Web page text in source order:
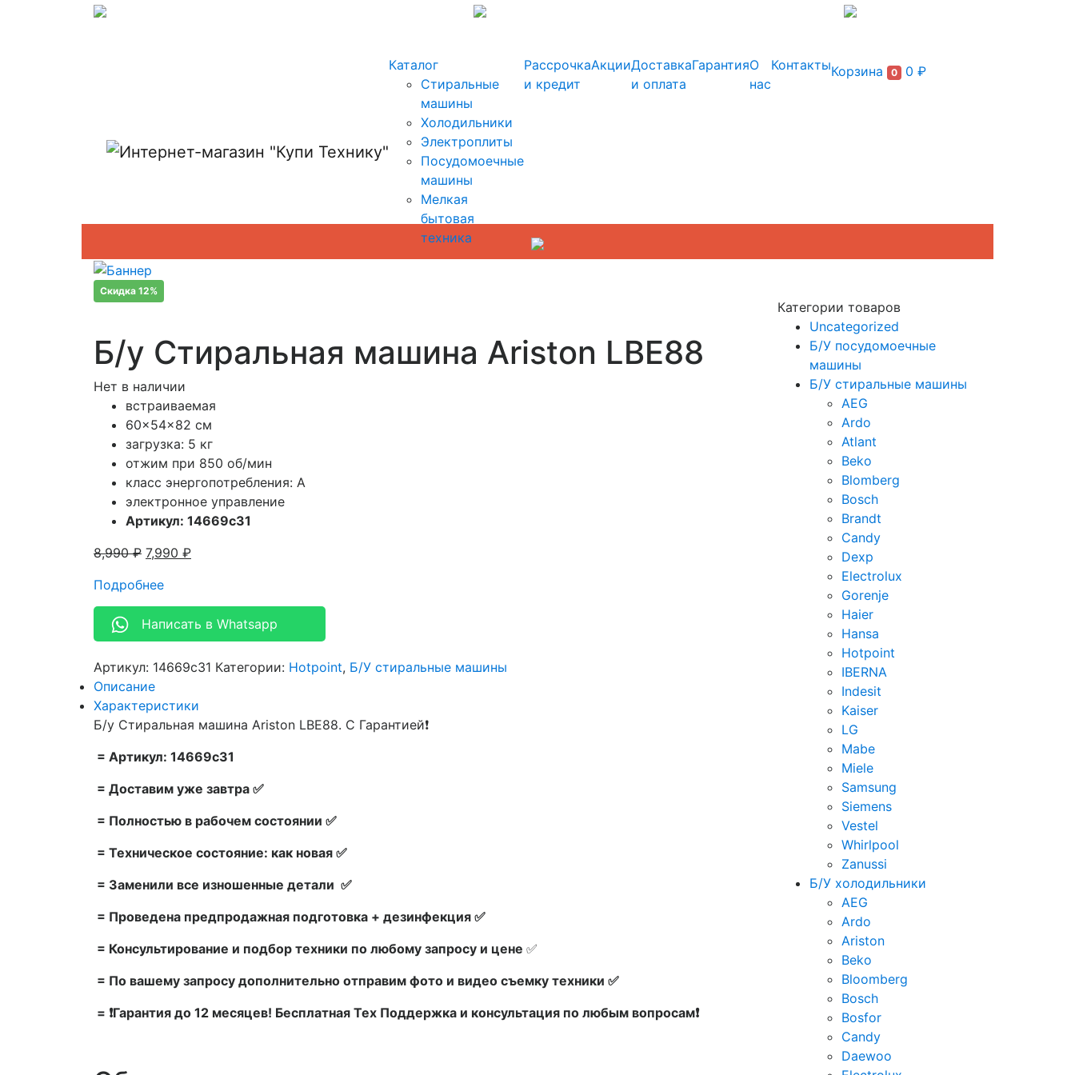
Каталог
Стиральные
машины
Холодильники
Электроплиты
Посудомоечные
машины
Мелкая
бытовая
техника
Рассрочка
и кредит
АкцииДоставка
и оплата
ГарантияО
нас
КонтактыКорзина 0 0 ₽
Скидка 12%
Б/у Стиральная машина Ariston LBE88
Нет в наличии
встраиваемая
60x54x82 см
загрузка: 5 кг
отжим при 850 об/мин
класс энергопотребления: А
электронное управление
Артикул: 14669c31
8,990₽ 7,990 ₽
Подробнее
Написать в Whatsapp
Артикул: 14669c31 Категории: Hotpoint, Б/У стиральные машины
Описание
Характеристики
Б/у Стиральная машина Ariston LBE88. С Гарантией❗
= Артикул: 14669c31
= Доставим уже завтра ✅
= Полностью в рабочем состоянии ✅
= Техническое состояние: как новая ✅
= Заменили все изношенные детали ✅
= Проведена предпродажная подготовка + дезинфекция ✅
= Консультирование и подбор техники по любому запросу и цене ✅
= По вашему запросу дополнительно отправим фото и видео съемку техники ✅
= ❗Гарантия до 12 месяцев! Бесплатная Тех Поддержка и консультация по любым вопросам❗
Категории товаров
Uncategorized
Б/У посудомоечные
машины
Б/У стиральные машины
AEG
Ardo
Atlant
Beko
Blomberg
Bosch
Brandt
Candy
Dexp
Electrolux
Gorenje
Haier
Hansa
Hotpoint
IBERNA
Indesit
Kaiser
LG
Mabe
Miele
Samsung
Siemens
Vestel
Whirlpool
Zanussi
Б/У холодильники
AEG
Ardo
Ariston
Beko
Bloomberg
Bosch
Bosfor
Candy
Daewoo